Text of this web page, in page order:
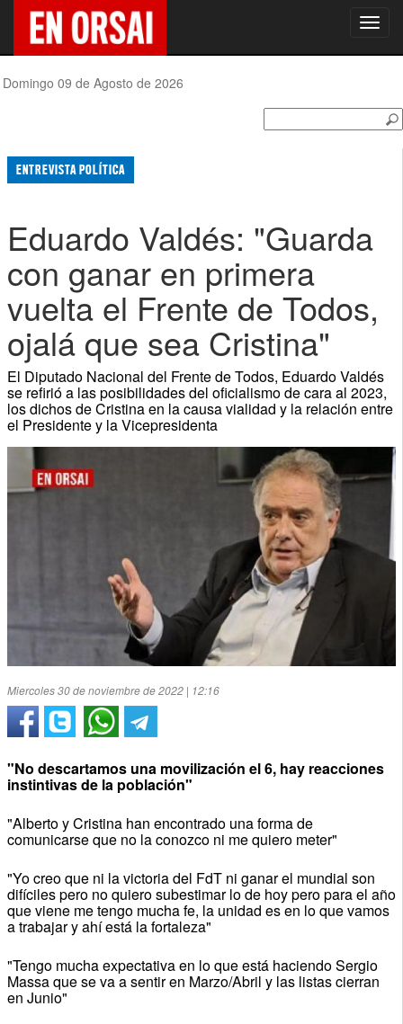
Domingo 09 de Agosto de 2026
ENTREVISTA POLÍTICA
Eduardo Valdés: "Guarda
con ganar en primera
vuelta el Frente de Todos,
ojalá que sea Cristina"
El Diputado Nacional del Frente de Todos, Eduardo Valdés
se refirió a las posibilidades del oficialismo de cara al 2023,
los dichos de Cristina en la causa vialidad y la relación entre
el Presidente y la Vicepresidenta
Miercoles 30 de noviembre de 2022 | 12:16
"No descartamos una movilización el 6, hay reacciones
instintivas de la población"
"Alberto y Cristina han encontrado una forma de
comunicarse que no la conozco ni me quiero meter"
"Yo creo que ni la victoria del FdT ni ganar el mundial son
difíciles pero no quiero subestimar lo de hoy pero para el año
que viene me tengo mucha fe, la unidad es en lo que vamos
a trabajar y ahí está la fortaleza"
"Tengo mucha expectativa en lo que está haciendo Sergio
Massa que se va a sentir en Marzo/Abril y las listas cierran
en Junio"